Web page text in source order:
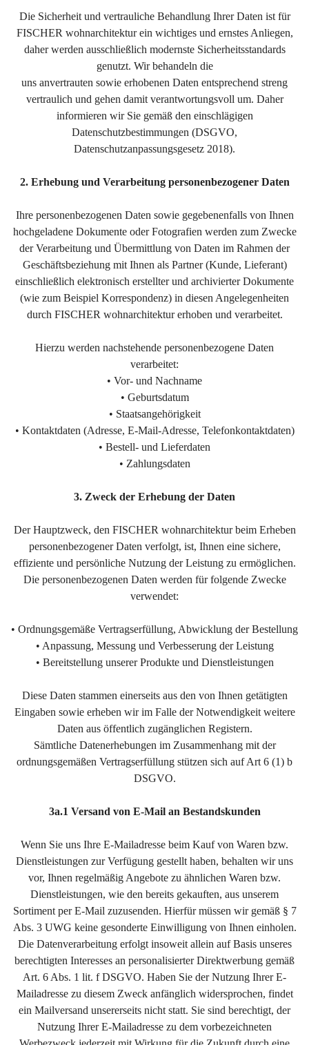
Die Sicherheit und vertrauliche Behandlung Ihrer Daten ist für
FISCHER wohnarchitektur ein wichtiges und ernstes Anliegen,
daher werden ausschließlich modernste Sicherheitsstandards
genutzt. Wir behandeln die
uns anvertrauten sowie erhobenen Daten entsprechend streng
vertraulich und gehen damit verantwortungsvoll um. Daher
informieren wir Sie gemäß den einschlägigen
Datenschutzbestimmungen (DSGVO,
Datenschutzanpassungsgesetz 2018).
2. Erhebung und Verarbeitung personenbezogener Daten
Ihre personenbezogenen Daten sowie gegebenenfalls von Ihnen
hochgeladene Dokumente oder Fotografien werden zum Zwecke
der Verarbeitung und Übermittlung von Daten im Rahmen der
Geschäftsbeziehung mit Ihnen als Partner (Kunde, Lieferant)
einschließlich elektronisch erstellter und archivierter Dokumente
(wie zum Beispiel Korrespondenz) in diesen Angelegenheiten
durch FISCHER wohnarchitektur erhoben und verarbeitet.
Hierzu werden nachstehende personenbezogene Daten
verarbeitet:
• Vor- und Nachname
• Geburtsdatum
• Staatsangehörigkeit
• Kontaktdaten (Adresse, E-Mail-Adresse, Telefonkontaktdaten)
• Bestell- und Lieferdaten
• Zahlungsdaten
3. Zweck der Erhebung der Daten
Der Hauptzweck, den FISCHER wohnarchitektur beim Erheben
personenbezogener Daten verfolgt, ist, Ihnen eine sichere,
effiziente und persönliche Nutzung der Leistung zu ermöglichen.
Die personenbezogenen Daten werden für folgende Zwecke
verwendet:
• Ordnungsgemäße Vertragserfüllung, Abwicklung der Bestellung
• Anpassung, Messung und Verbesserung der Leistung
• Bereitstellung unserer Produkte und Dienstleistungen
Diese Daten stammen einerseits aus den von Ihnen getätigten
Eingaben sowie erheben wir im Falle der Notwendigkeit weitere
Daten aus öffentlich zugänglichen Registern.
Sämtliche Datenerhebungen im Zusammenhang mit der
ordnungsgemäßen Vertragserfüllung stützen sich auf Art 6 (1) b
DSGVO.
3a.1 Versand von E-Mail an Bestandskunden
Wenn Sie uns Ihre E-Mailadresse beim Kauf von Waren bzw.
Dienstleistungen zur Verfügung gestellt haben, behalten wir uns
vor, Ihnen regelmäßig Angebote zu ähnlichen Waren bzw.
Dienstleistungen, wie den bereits gekauften, aus unserem
Sortiment per E-Mail zuzusenden. Hierfür müssen wir gemäß § 7
Abs. 3 UWG keine gesonderte Einwilligung von Ihnen einholen.
Die Datenverarbeitung erfolgt insoweit allein auf Basis unseres
berechtigten Interesses an personalisierter Direktwerbung gemäß
Art. 6 Abs. 1 lit. f DSGVO. Haben Sie der Nutzung Ihrer E-
Mailadresse zu diesem Zweck anfänglich widersprochen, findet
ein Mailversand unsererseits nicht statt. Sie sind berechtigt, der
Nutzung Ihrer E-Mailadresse zu dem vorbezeichneten